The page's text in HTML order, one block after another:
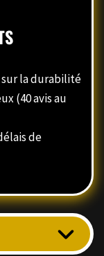
la durabilité
(40 avis au
de